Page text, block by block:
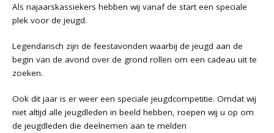
Als najaarskassiekers hebben wij vanaf de start een speciale
plek voor de jeugd.
Legendarisch zijn de feestavonden waarbij de jeugd aan de
begin van de avond over de grond rollen om een cadeau uit te
zoeken.
Ook dit jaar is er weer een speciale jeugdcompetitie. Omdat wij
niet altijd alle jeugdleden in beeld hebben, roepen wij u op om
de jeugdleden die deelnemen aan te melden